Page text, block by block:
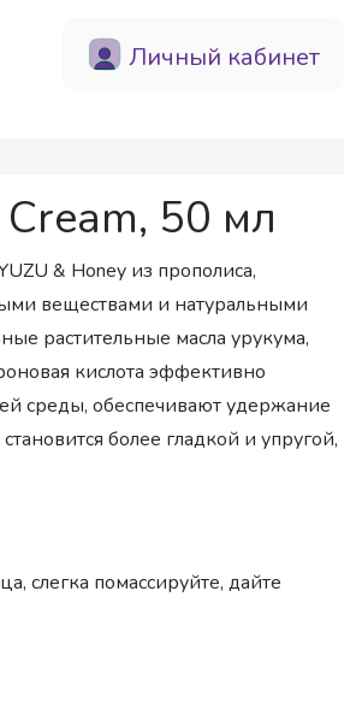
Личный кабинет
50 мл
& Honey из прополиса,
веществами и натуральными
растительные масла урукума,
кислота эффективно
среды, обеспечивают удержание
более гладкой и упругой,
слегка помассируйте, дайте